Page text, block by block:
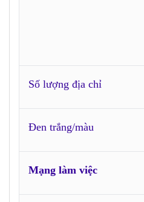
Số lượng địa chỉ
Đen trắng/màu
Mạng làm việc